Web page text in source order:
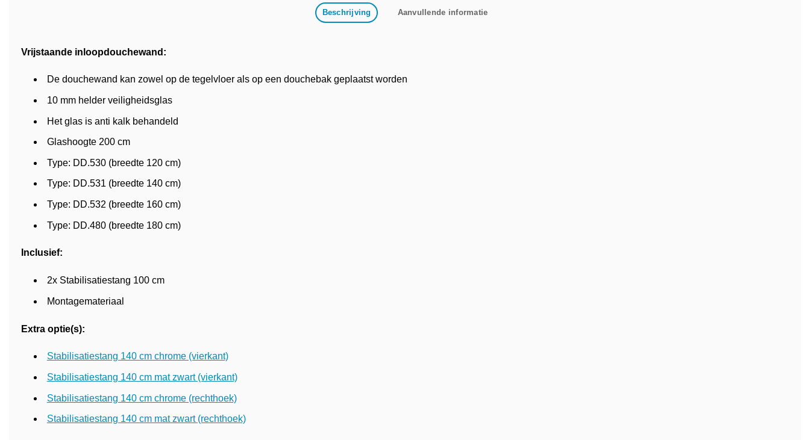
Beschrijving Aanvullende informatie
Vrijstaande inloopdouchewand:
De douchewand kan zowel op de tegelvloer als op een douchebak geplaatst worden
10 mm helder veiligheidsglas
Het glas is anti kalk behandeld
Glashoogte 200 cm
Type: DD.530 (breedte 120 cm)
Type: DD.531 (breedte 140 cm)
Type: DD.532 (breedte 160 cm)
Type: DD.480 (breedte 180 cm)
Inclusief:
2x Stabilisatiestang 100 cm
Montagemateriaal
Extra optie(s):
Stabilisatiestang 140 cm chrome (vierkant)
Stabilisatiestang 140 cm mat zwart (vierkant)
Stabilisatiestang 140 cm chrome (rechthoek)
Stabilisatiestang 140 cm mat zwart (rechthoek)